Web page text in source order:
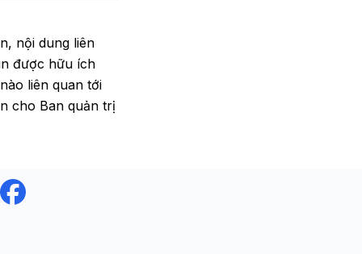
nội dung liên
được hữu ích
liên quan tới
cho Ban quản trị